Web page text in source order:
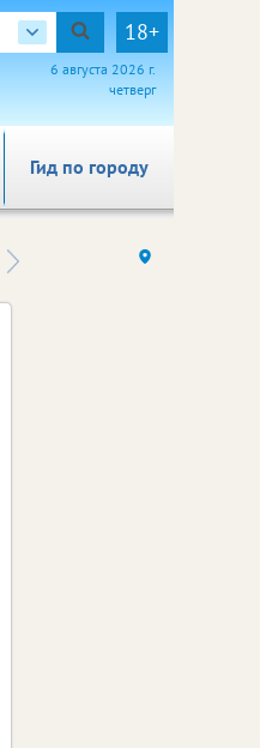
18+
6 августа 2026 г.
четверг
Гид по городу
Здоровье компаний (на